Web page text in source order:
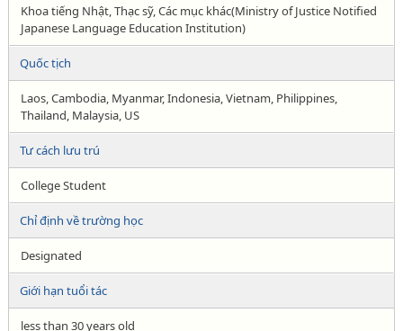
Khoa tiếng Nhật, Thạc sỹ, Các mục khác(Ministry of Justice Notified
Japanese Language Education Institution)
Quốc tịch
Laos, Cambodia, Myanmar, Indonesia, Vietnam, Philippines,
Thailand, Malaysia, US
Tư cách lưu trú
College Student
Chỉ định về trường học
Designated
Giới hạn tuổi tác
less than 30 years old